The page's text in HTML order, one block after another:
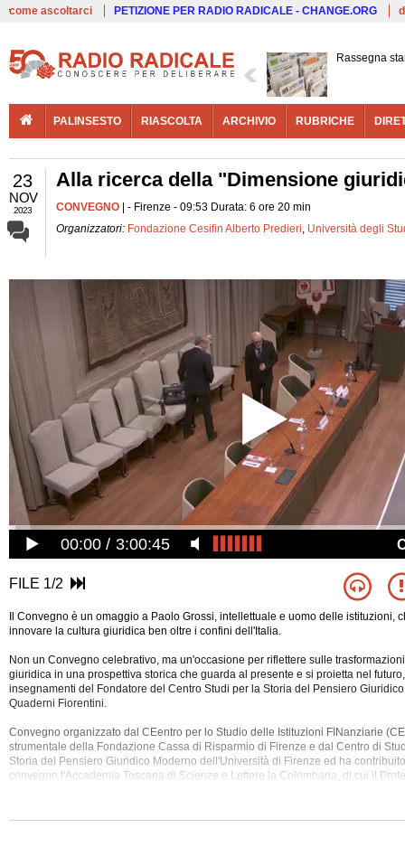
come ascoltarci PETIZIONE PER RADIO RADICALE - CHANGE.ORG
Rassegna
PALINSESTO RIASCOLTA ARCHIVIO RUBRICHE
23
NOV
2023
Alla ricerca della "Dimensione
CONVEGNO | - Firenze - 09:53 Durata: 6 ore 20 min
Organizzatori: Fondazione Cesifin Alberto Predieri, Università degli
00:00 3:00:45
FILE 1/2
Il Convegno è un omaggio a Paolo Grossi, intellettuale e uomo delle istituzioni,
innovare la cultura giuridica ben oltre i confini dell'Italia.
Non un Convegno celebrativo, ma un'occasione per riflettere sulle
giuridica in una prospettiva storica che guarda al presente e si proietta nel
insegnamenti del Fondatore del Centro Studi per la Storia del Pensiero
Quaderni Fiorentini.
Convegno organizzato dal CEentro per lo Studio delle Istituzioni FINanziarie
strumentale della Fondazione Cassa di Risparmio di Firenze e dal Centro di
Storia del Pensiero Giuridico Moderno dell'Università di Firenze ed ha
convegno l'Accademia Toscana di Scienze e Lettere la Colombaria, di cui il
Evento sotto l'Alto Patronato del Presidente della Repubblica e con il Patrocinio